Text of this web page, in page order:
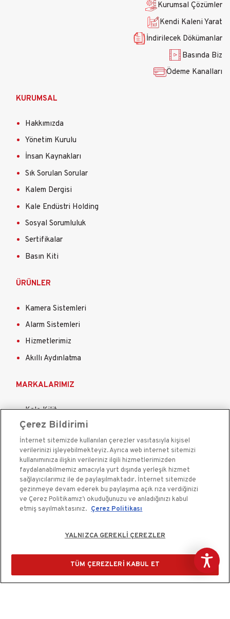
Kurumsal Çözümler
Kendi Kaleni Yarat
İndirilecek Dökümanlar
Basında Biz
Ödeme Kanalları
KURUMSAL
Hakkımızda
Yönetim Kurulu
İnsan Kaynakları
Sık Sorulan Sorular
Kalem Dergisi
Kale Endüstri Holding
Sosyal Sorumluluk
Sertifikalar
Basın Kiti
ÜRÜNLER
Kamera Sistemleri
Alarm Sistemleri
Hizmetlerimiz
Akıllı Aydınlatma
MARKALARIMIZ
Kale Kilit
Kale Çelik Kapı
Kale Çelik Kasa
Kale Kapı Pencere Sistemleri
Kale Sigorta
Çerez Kullanım Bildirimi
Çerez Bildirimi
İnternet sitemizde kullanılan çerezler vasıtasıyla kişisel
verilerinizi işleyebilmekteyiz. Ayrıca web internet sitemizi
kullanımınıza ilişkin verileriniz ilgili hizmetlerimizden
faydalanabilmemiz amacıyla yurt dışında yerleşik hizmet
sağlayıcılarımız ile de paylaşılmaktadır. İnternet sitemizde
gezinmeye devam ederek bu paylaşıma açık rıza verdiğinizi
ve Çerez Politikamız’ı okuduğunuzu ve anladığınızı kabul
etmiş sayılmaktasınız. Çerez Politikası
YALNIZCA GEREKLİ ÇEREZLER
TÜM ÇEREZLERİ KABUL ET